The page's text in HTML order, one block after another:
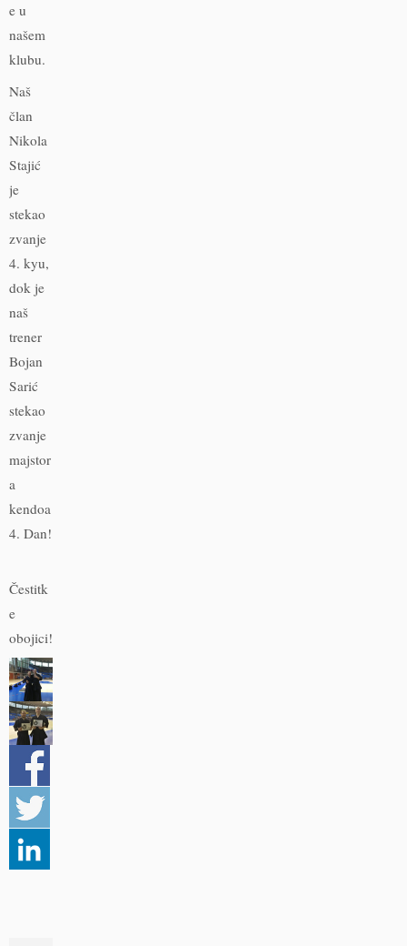
e u
našem
klubu.
Naš
član
Nikola
Stajić
je
stekao
zvanje
4. kyu,
dok je
naš
trener
Bojan
Sarić
stekao
zvanje
majstor
a
kendoa
4. Dan!
Čestitk
e
obojici!